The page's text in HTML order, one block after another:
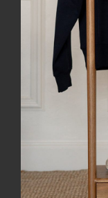
Restaurant
En savoir plus. J'ai